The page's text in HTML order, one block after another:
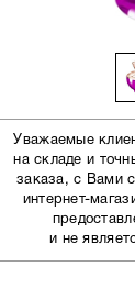
Уважаемые
на складе и
заказа, с Вами
интернет-
и не